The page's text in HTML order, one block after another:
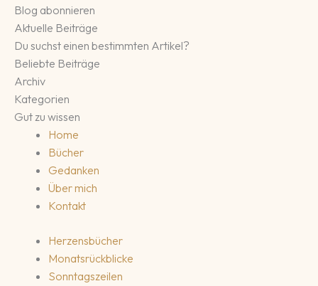
Blog abonnieren
Aktuelle Beiträge
Du suchst einen bestimmten Artikel?
Beliebte Beiträge
Archiv
Kategorien
Gut zu wissen
Home
Bücher
Gedanken
Über mich
Kontakt
Herzensbücher
Monatsrückblicke
Sonntagszeilen